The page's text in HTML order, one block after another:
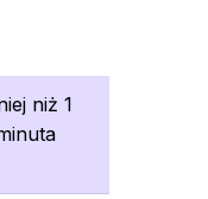
niż 1